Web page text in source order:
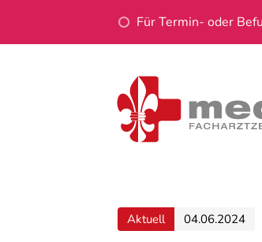
Für Termin- oder
Aktuell 04.06.2024